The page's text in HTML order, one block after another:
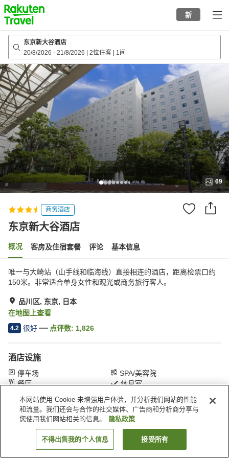
to
top
page
新
东京新大谷酒店
20/8/2026 - 21/8/2026 2位住客 1间
69
商务酒店
东京新大谷酒店
概况 客房及住宿套餐 评论 基本信息
唯一与大崎站（山手线和临海线）直接相连的酒店，距离检票口约
150米。非常适合单身女性和观光或商务旅行客人。
品川区, 东京, 日本
在地图上查看
4.2 很好 点评数: 1,826
酒店设施
停车场
SPA/美容院
餐厅
休息室
首页 日本 东京 品川区 东京新大谷酒店
搜索客房
本网站使用 Cookie 来增强用户体验，并分析我们网站的性能
和流量。我们还会与合作的社交媒体、广告商和分析商分享与
您使用我们网站相关的信息。
隐私政策
不得出售我的个人信息 接受所有